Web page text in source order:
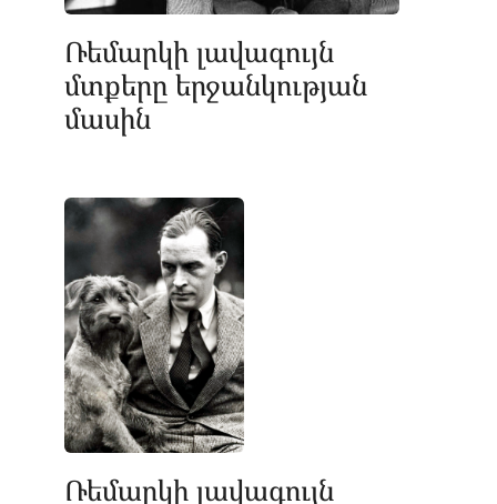
Ռեմարկի լավագույն
մտքերը երջանկության
մասին
Ռեմարկի լավագույն